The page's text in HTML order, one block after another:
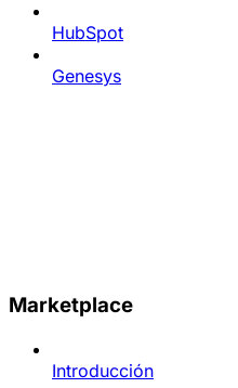
HubSpot
Genesys
Marketplace
Introducción